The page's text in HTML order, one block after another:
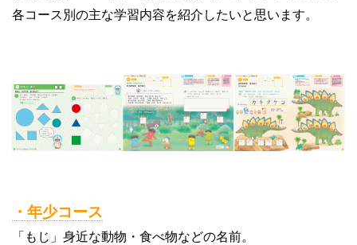
各コース別の主な学習内容を紹介したいと思います。
・年少コース
「もじ」身近な動物・食べ物などの名前。